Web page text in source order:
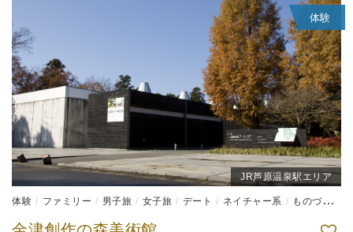
体験
JR芦原温泉駅エリア
体験 ファミリー 男子旅 女子旅 デート ネイチャー系 ものづくり体験